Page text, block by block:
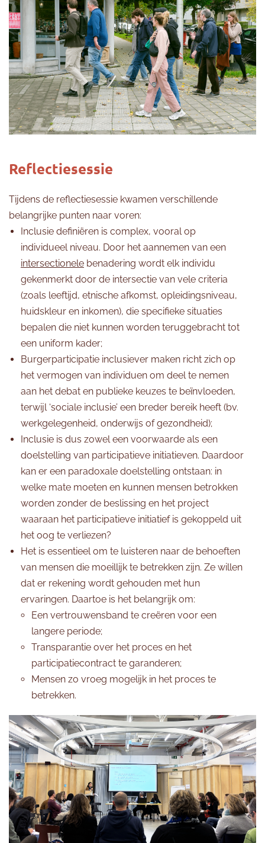
Reflectiesessie
Tijdens de reflectiesessie kwamen verschillende
belangrijke punten naar voren:
Inclusie definiëren is complex, vooral op
individueel niveau. Door het aannemen van een
intersectionele benadering wordt elk individu
gekenmerkt door de intersectie van vele criteria
(zoals leeftijd, etnische afkomst, opleidingsniveau,
huidskleur en inkomen), die specifieke situaties
bepalen die niet kunnen worden teruggebracht tot
een uniform kader;
Burgerparticipatie inclusiever maken richt zich op
het vermogen van individuen om deel te nemen
aan het debat en publieke keuzes te beïnvloeden,
terwijl ‘sociale inclusie’ een breder bereik heeft (bv.
werkgelegenheid, onderwijs of gezondheid);
Inclusie is dus zowel een voorwaarde als een
doelstelling van participatieve initiatieven. Daardoor
kan er een paradoxale doelstelling ontstaan: in
welke mate moeten en kunnen mensen betrokken
worden zonder de beslissing en het project
waaraan het participatieve initiatief is gekoppeld uit
het oog te verliezen?
Het is essentieel om te luisteren naar de behoeften
van mensen die moeillijk te betrekken zijn. Ze willen
dat er rekening wordt gehouden met hun
ervaringen. Daartoe is het belangrijk om:
Een vertrouwensband te creëren voor een
langere periode;
Transparantie over het proces en het
participatiecontract te garanderen;
Mensen zo vroeg mogelijk in het proces te
betrekken.